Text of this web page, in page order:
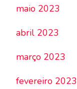
maio 2023
abril 2023
março 2023
fevereiro 2023